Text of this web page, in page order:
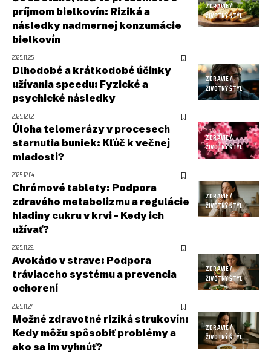
ZDRAVIE /
ŽIVOTNÝ ŠTÝL
príjmom bielkovín: Riziká a
následky nadmernej konzumácie
bielkovín
2025.11.25.
ZDRAVIE /
ŽIVOTNÝ ŠTÝL
Dlhodobé a krátkodobé účinky
užívania speedu: Fyzické a
psychické následky
2025.12.02.
ZDRAVIE /
ŽIVOTNÝ ŠTÝL
Úloha telomerázy v procesech
starnutia buniek: Kľúč k večnej
mladosti?
2025.12.04.
ZDRAVIE /
ŽIVOTNÝ ŠTÝL
Chrómové tablety: Podpora
zdravého metabolizmu a regulácie
hladiny cukru v krvi – Kedy ich
užívať?
2025.11.22.
ZDRAVIE /
ŽIVOTNÝ ŠTÝL
Avokádo v strave: Podpora
tráviaceho systému a prevencia
ochorení
2025.11.24.
ZDRAVIE /
ŽIVOTNÝ ŠTÝL
Možné zdravotné riziká strukovín:
Kedy môžu spôsobiť problémy a
ako sa im vyhnúť?